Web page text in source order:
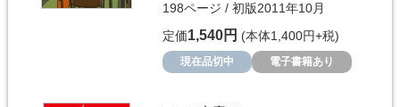
198ページ / 初版2011年10月
定価1,540円 (本体1,400円+税)
現在品切中 電子書籍あり